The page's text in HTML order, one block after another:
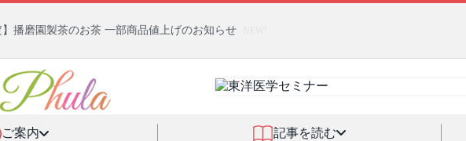
】播磨園製茶のお茶 一部商品値上げのお知らせ
ご案内 記事を読む